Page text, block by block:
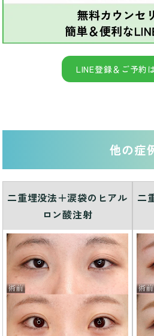
LINE登録＆ご予約
他の症
二重埋没法＋涙袋のヒアル
ロン酸注射
二